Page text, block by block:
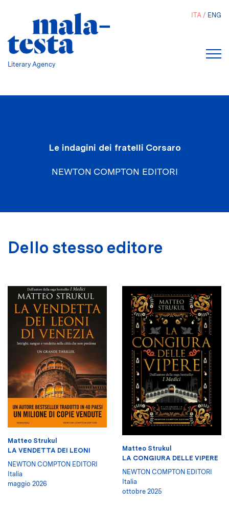
Literary Agency
ITA ENG
Le indagini dei fratelli Corsaro
NEWTON COMPTON EDITORI
Dello stesso editore
Matteo Strukul
LA VENDETTA DEI LEONI
NEWTON COMPTON EDITORI
Italia
maggio 2026
Matteo Strukul
LA CONGIURA DELLE VIPERE
NEWTON COMPTON EDITORI
Italia
ottobre 2025